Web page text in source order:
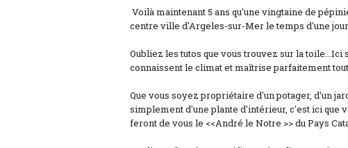
Voilà maintenant 5 ans qu'une vingtaine de
centre ville d'Argeles-sur-Mer le temps d'une
Oubliez les tutos que vous trouvez sur la
connaissent le climat et maîtrise parfaitement
Que vous soyez propriétaire d'un potager, d'un
simplement d'une plante d'intérieur, c'est ici que
feront de vous le <<André le Notre >> du Pays